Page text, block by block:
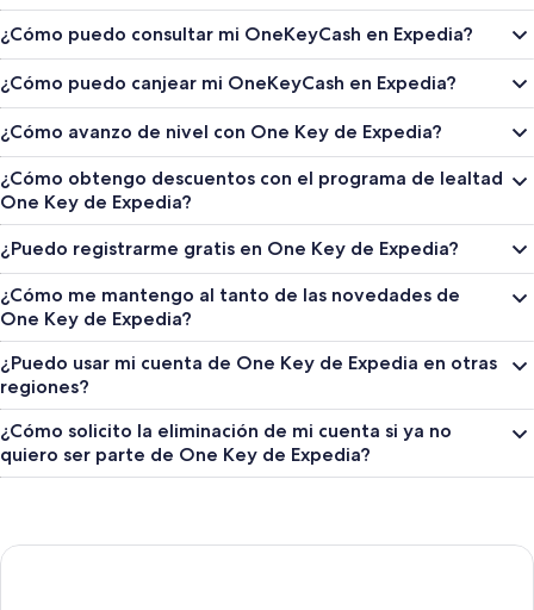
¿Cómo puedo consultar mi OneKeyCash en Expedia?
¿Cómo puedo canjear mi OneKeyCash en Expedia?
¿Cómo avanzo de nivel con One Key de Expedia?
¿Cómo obtengo descuentos con el programa de lealtad
One Key de Expedia?
¿Puedo registrarme gratis en One Key de Expedia?
¿Cómo me mantengo al tanto de las novedades de
One Key de Expedia?
¿Puedo usar mi cuenta de One Key de Expedia en otras
regiones?
¿Cómo solicito la eliminación de mi cuenta si ya no
quiero ser parte de One Key de Expedia?